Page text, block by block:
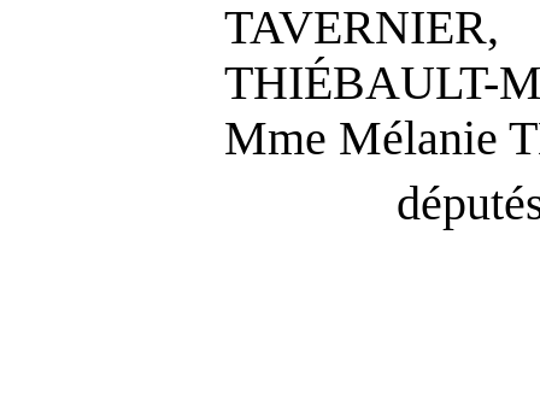
THIÉBAULT-
Mme Mélanie